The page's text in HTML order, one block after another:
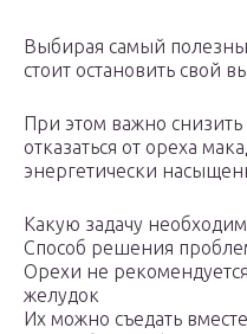
Выбирая самый
стоит остановить свой
При этом важно снизить
отказаться от ореха
энергетически
Какую задачу
Способ решения
Орехи не
желудок
Их можно съедать